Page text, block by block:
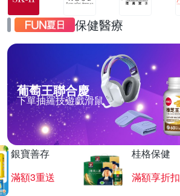
保健醫療
葡萄王聯合慶
下單抽羅技遊戲滑鼠
銀寶善存
滿額3重送
桂格保健
滿額享折扣